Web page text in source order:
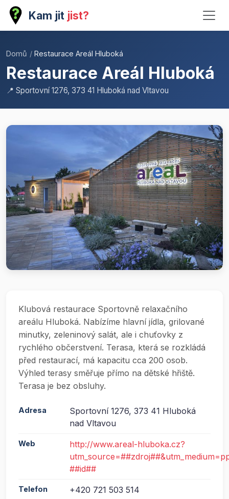
Kam jit jist?
Domů / Restaurace Areál Hluboká
Restaurace Areál Hluboká
📍 Sportovní 1276, 373 41 Hluboká nad Vltavou
Klubová restaurace Sportovně relaxačního
areálu Hluboká. Nabízíme hlavní jídla, grilované
minutky, zeleninový salát, ale i chuťovky z
rychlého občerstvení. Terasa, která se rozkládá
před restaurací, má kapacitu cca 200 osob.
Výhled terasy směřuje přímo na dětské hřiště.
Terasa je bez obsluhy.
Adresa
Sportovní 1276, 373 41 Hluboká
nad Vltavou
Web
http://www.areal-hluboka.cz?
##id##
Telefon +420 721 503 514